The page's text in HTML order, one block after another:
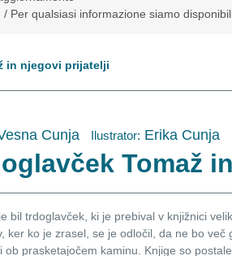
/ Per qualsiasi informazione siamo
in njegovi prijatelji
Cunja Ilustrator: Erika Cunja
Tomaž
bil trdoglavček, ki je prebival v knjižnici
ker ko je zrasel, se je odločil, da ne bo
ob prasketajočem kaminu. Knjige so